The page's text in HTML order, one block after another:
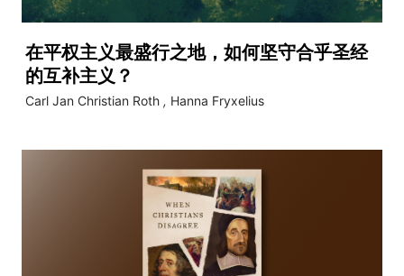
在平权主义最盛行之地，如何坚守合乎圣经
的互补主义？
Carl Jan Christian Roth , Hanna Fryxelius